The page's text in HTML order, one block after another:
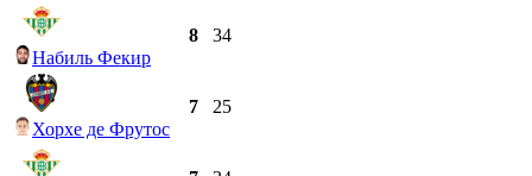
Набиль Фекир
8 34
Хорхе де Фрутос
7 25